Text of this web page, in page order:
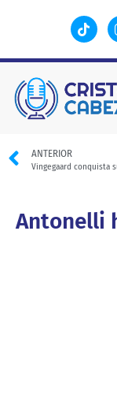
ANTERIOR
Antonelli